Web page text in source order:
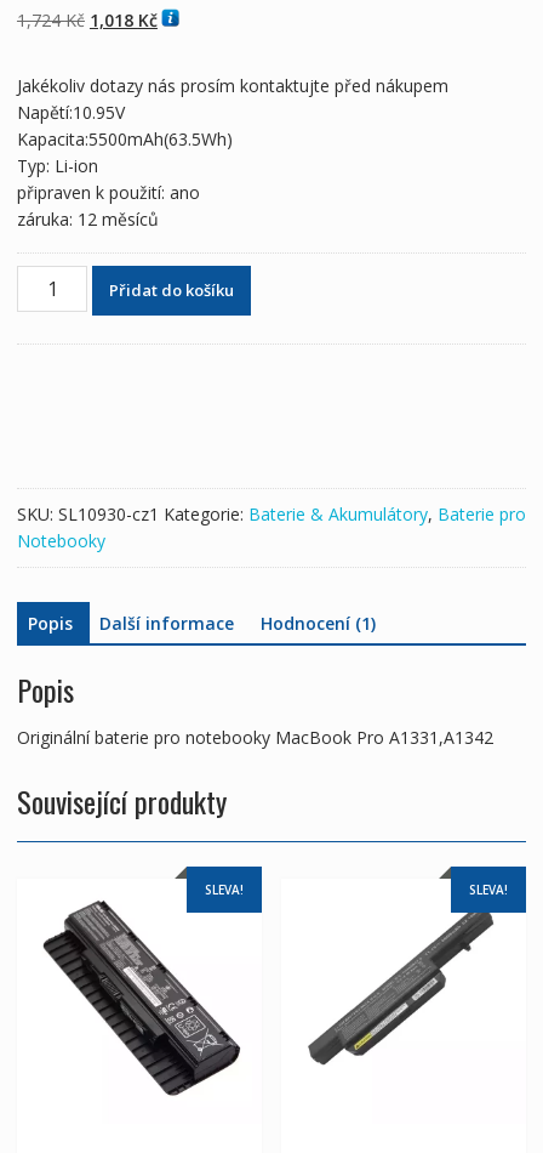
základě
hodnocení
1,724Kč Původní
1,724 Kč
1,018 KčAktuální
1,018 Kč
Jakékoliv dotazy nás prosím kontaktujte před nákupem
Napětí:10.95V
Kapacita:5500mAh(63.5Wh)
Typ: Li-ion
připraven k použití: ano
záruka: 12 měsíců
Originální
Přidat do košíku
SKU: SL10930-cz1 Kategorie: Baterie & Akumulátory, Baterie pro
Notebooky
Popis Další informace Hodnocení (1)
Popis
Originální baterie pro notebooky MacBook Pro A1331,A1342
Související produkty
SLEVA! SLEVA!